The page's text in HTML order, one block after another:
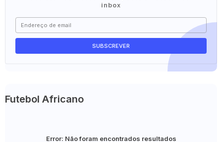
inbox
Futebol Africano
Error: Não foram encontrados resultados